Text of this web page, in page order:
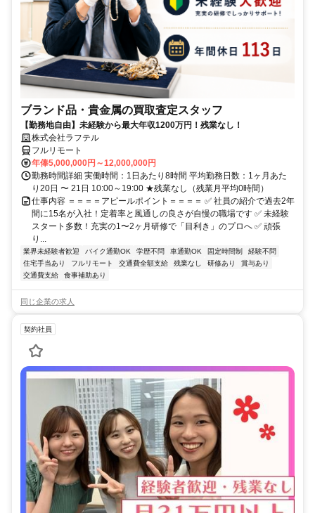
ブランド品・貴金属の買取査定スタッフ
【勤務地自由】未経験から最大年収1200万円！残業なし！
株式会社ラフテル
フルリモート
年俸5,000,000円～12,000,000円
勤務時間詳細 実働時間：1日あたり8時間 平均勤務日数：1ヶ月あた
り20日 〜 21日 10:00～19:00 ★残業なし（残業月平均0時間）
仕事内容 ＝＝＝＝アピールポイント＝＝＝＝ ✅ 社員の紹介で過去2年
間に15名が入社！定着率と風通しの良さが自慢の職場です ✅ 未経験
スタート多数！充実の1〜2ヶ月研修で「目利き」のプロへ ✅ 頑張
り...
業界未経験者歓迎 バイク通勤OK 学歴不問 車通勤OK 固定時間制
経験不問
住宅手当あり
フルリモート 交通費全額支給 残業なし 研修あり
賞与あり
交通費支給
食事補助あり
同じ企業の求人
契約社員